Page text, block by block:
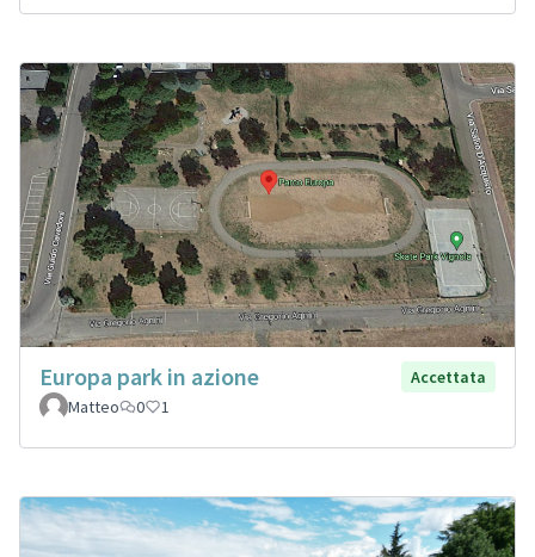
Europa park in azione
Accettata
Matteo
0 1